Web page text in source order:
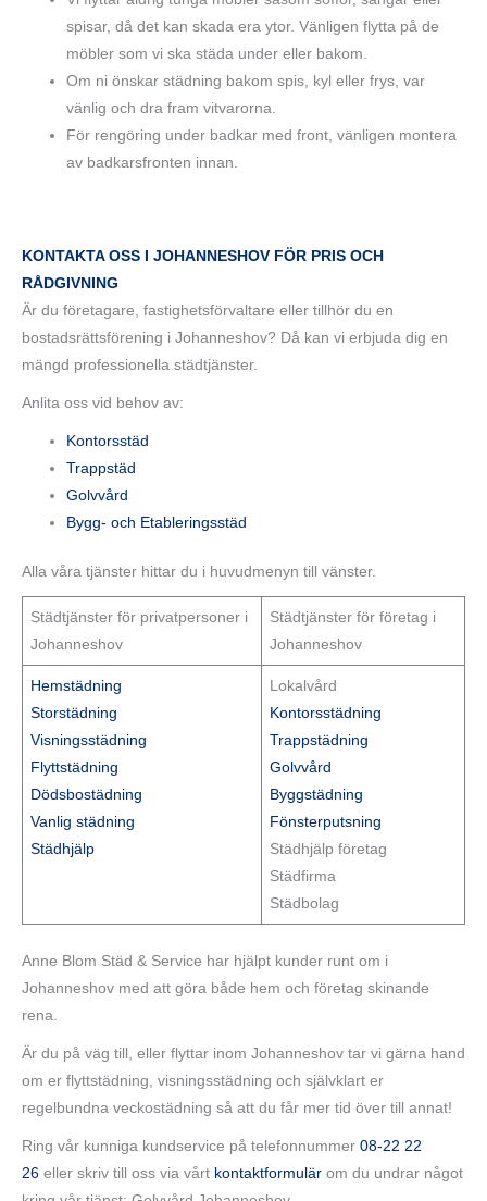
spisar, då det kan skada era ytor. Vänligen flytta på de
möbler som vi ska städa under eller bakom.
Om ni önskar städning bakom spis, kyl eller frys, var
vänlig och dra fram vitvarorna.
För rengöring under badkar med front, vänligen montera
av badkarsfronten innan.
KONTAKTA OSS I JOHANNESHOV FÖR PRIS OCH
RÅDGIVNING
Är du företagare, fastighetsförvaltare eller tillhör du en
bostadsrättsförening i Johanneshov? Då kan vi erbjuda dig en
mängd professionella städtjänster.
Anlita oss vid behov av:
Kontorsstäd
Trappstäd
Golvvård
Bygg- och Etableringsstäd
Alla våra tjänster hittar du i huvudmenyn till vänster.
Städtjänster för privatpersoner i
Johanneshov
Städtjänster för företag i
Johanneshov
Hemstädning
Storstädning
Visningsstädning
Flyttstädning
Dödsbostädning
Vanlig städning
Städhjälp
Lokalvård
Kontorsstädning
Trappstädning
Golvvård
Byggstädning
Fönsterputsning
Städhjälp företag
Städfirma
Städbolag
Anne Blom Städ & Service har hjälpt kunder runt om i
Johanneshov med att göra både hem och företag skinande
rena.
Är du på väg till, eller flyttar inom Johanneshov tar vi gärna hand
om er flyttstädning, visningsstädning och självklart er
regelbundna veckostädning så att du får mer tid över till annat!
Ring vår kunniga kundservice på telefonnummer 08-22 22
26 eller skriv till oss via vårt kontaktformulär om du undrar något